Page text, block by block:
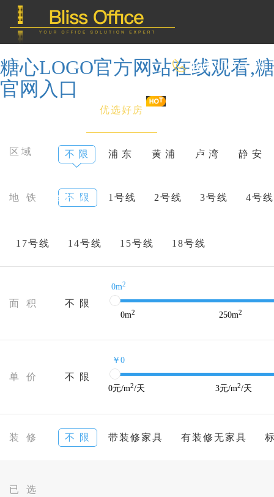
糖心LOGO官方网站在线观看,
官网入口
400-8090-660
优选好房
共享办公
委托&投放
区域 不 限 浦 东 黄 浦 卢 湾 静 安
地 铁 不 限 1号线 2号线 3号线 4号线
17号线 14号线 15号线 18号线
面 积 不 限
0m2
0m2 250m2
单 价 不 限
￥0
0元/m2/天 3元/m2/天
装 修 不 限 带装修家具 有装修无家具
已 选